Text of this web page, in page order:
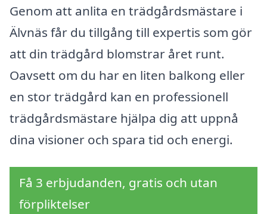
Genom att anlita en trädgårdsmästare i
Älvnäs får du tillgång till expertis som gör
att din trädgård blomstrar året runt.
Oavsett om du har en liten balkong eller
en stor trädgård kan en professionell
trädgårdsmästare hjälpa dig att uppnå
dina visioner och spara tid och energi.
Få 3 erbjudanden, gratis och utan
förpliktelser